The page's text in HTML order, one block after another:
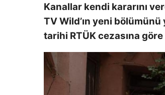
Kanallar kendi kararını
TV Wild’ın yeni
tarihi RTÜK cezasına